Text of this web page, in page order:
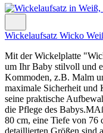
Wickelaufsatz Wicko
Mit der Wickelplatte
um Ihr Baby stilvoll und
Kommoden, z.B. Malm
maximale Sicherheit und
seine praktische
die Pflege des
80 cm, eine Tiefe von 76
detaillierten Größen sind